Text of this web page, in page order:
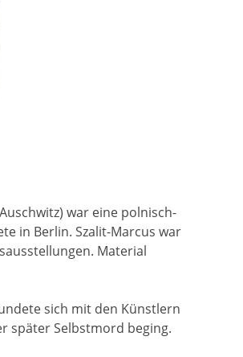
war eine polnisch-
in Berlin. Szalit-Marcus war
Material
sich mit den Künstlern
später Selbstmord beging.